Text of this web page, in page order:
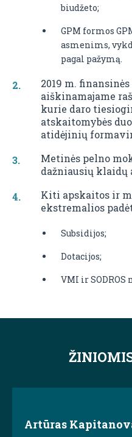
biudžeto;
GPM formos
asmenims,
pagal pažymą.
2019 m.
aiškinamajame
kurie daro
atskaitomybės
atidėjinių
Metinės pelno
dažniausių klaidų
Kiti apskaitos ir
ekstremalios
Subsidijos;
Dotacijos;
VMI ir SODROS
Artūras